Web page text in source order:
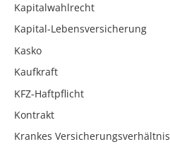
Kapitalwahlrecht
Kapital-Lebensversicherung
Kasko
Kaufkraft
KFZ-Haftpflicht
Kontrakt
Krankes Versicherungsverhältnis